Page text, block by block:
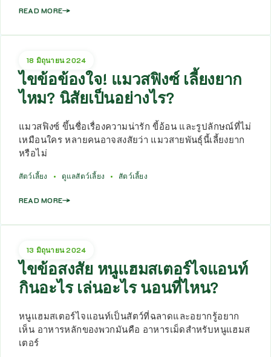
READ MORE
18 มิถุนายน 2024
ไขข้อข้องใจ! แมวสฟิงซ์ เลี้ยงยาก
ไหม? นิสัยเป็นอย่างไร?
แมวสฟิงซ์ ขึ้นชื่อเรื่องความน่ารัก ขี้อ้อน และรูปลักษณ์ที่ไม่
เหมือนใคร หลายคนอาจสงสัยว่า แมวสายพันธุ์นี้เลี้ยงยาก
หรือไม่
สัตว์เลี้ยง ดูแลสัตว์เลี้ยง สัตว์เลี้ยง
READ MORE
13 มิถุนายน 2024
ไขข้อสงสัย หนูแฮมสเตอร์ไจแอนท์
กินอะไร เล่นอะไร นอนที่ไหน?
หนูแฮมสเตอร์ไจแอนท์เป็นสัตว์ที่ฉลาดและอยากรู้อยาก
เห็น อาหารหลักของพวกมันคือ อาหารเม็ดสำหรับหนูแฮมส
เตอร์